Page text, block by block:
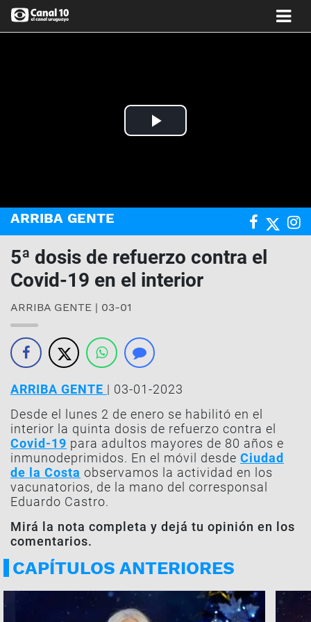
Play
ARRIBA GENTE
5ª dosis de refuerzo contra el
Covid-19 en el interior
ARRIBA GENTE | 03-01
ARRIBA GENTE | 03-01-2023
Desde el lunes 2 de enero se habilitó en el
interior la quinta dosis de refuerzo contra el
Covid-19 para adultos mayores de 80 años e
inmunodeprimidos. En el móvil desde Ciudad
de la Costa observamos la actividad en los
vacunatorios, de la mano del corresponsal
Eduardo Castro.
Mirá la nota completa y dejá tu opinión en los
comentarios.
CAPÍTULOS ANTERIORES